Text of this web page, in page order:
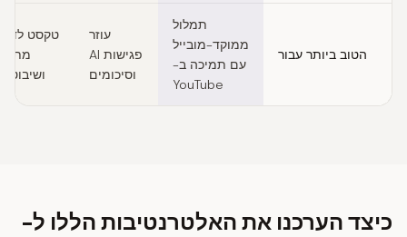
הטוב ביותר עבור
תמלול
ממוקד-מובייל
עם תמיכה ב-
YouTube
עוזר
פגישות AI
וסיכומים
טקסט
ושיבוט
כיצד הערכנו את האלטרנטיבות הללו ל-